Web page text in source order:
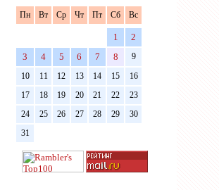
Пн Вт Ср Чт Пт Сб Вс
1
2
3
4 5 6 7 8
9
10
11 12 13 14 15
16
17
18 19 20 21 22
23
24
25 26 27 28 29
30
31